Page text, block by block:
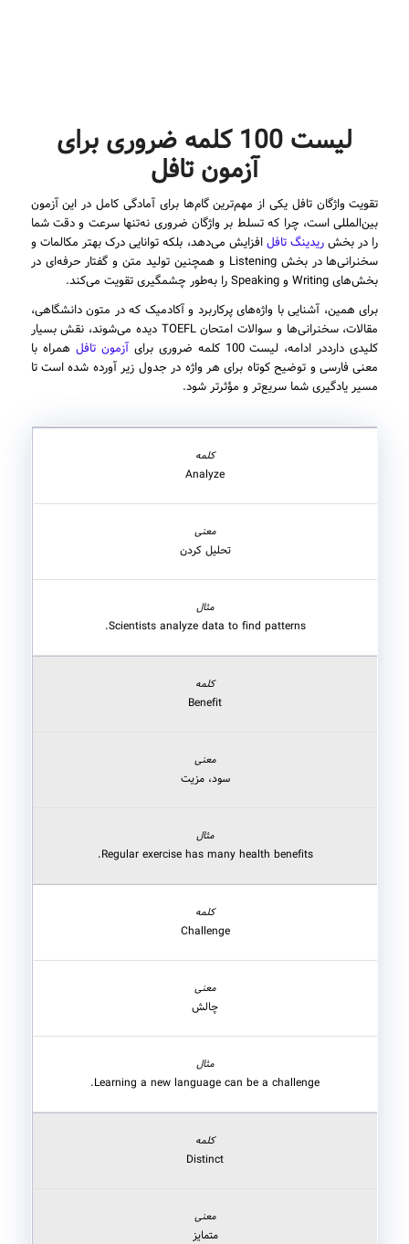
لیست 100 کلمه ضروری برای
آزمون تافل
تقویت واژگان تافل یکی از مهم‌ترین گام‌ها برای آمادگی کامل در این آزمون
بین‌المللی است، چرا که تسلط بر واژگان ضروری نه‌تنها سرعت و دقت شما
را در بخشریدینگ تافلافزایش می‌دهد، بلکه توانایی درک بهتر مکالمات و
سخنرانی‌ها در بخش Listening و همچنین تولید متن و گفتار حرفه‌ای در
بخش‌های Writing و Speaking را به‌طور چشمگیری تقویت می‌کند.
برای همین، آشنایی با واژه‌های پرکاربرد و آکادمیک که در متون دانشگاهی،
مقالات، سخنرانی‌ها و سوالات امتحان TOEFL دیده می‌شوند، نقش بسیار
کلیدی دارددر ادامه، لیست 100 کلمه ضروری برای
آزمون تافل همراه با
معنی فارسی و توضیح کوتاه برای هر واژه در جدول زیر آورده شده است تا
مسیر یادگیری شما سریع‌تر و مؤثرتر شود.
Analyze
تحلیل کردن
Scientists analyze data to find patterns.
Benefit
سود، مزیت
Regular exercise has many health benefits.
Challenge
چالش
Learning a new language can be a challenge.
Distinct
متمایز